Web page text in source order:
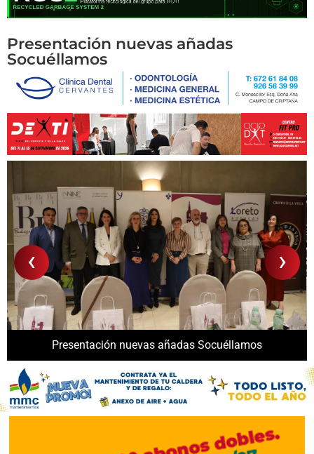
Presentación nuevas añadas
Socuéllamos
‹ ›
Presentación nuevas añadas Socuéllamos